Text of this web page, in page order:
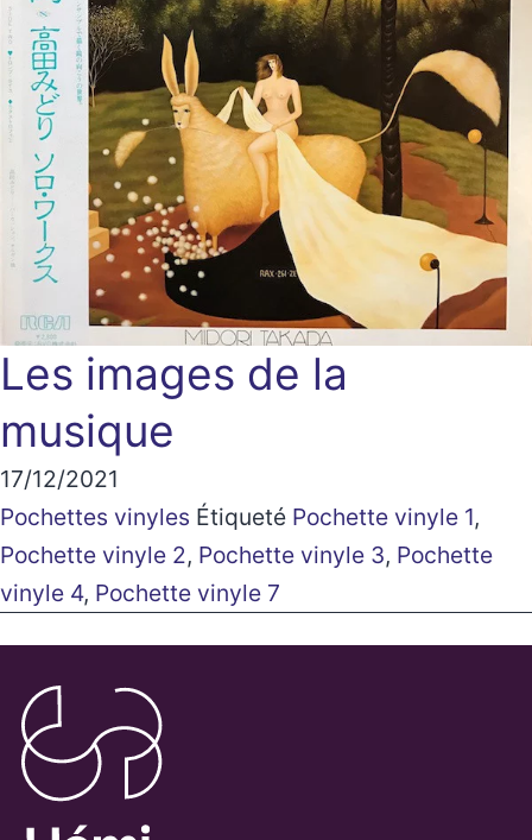
Les images de la
musique
17/12/2021
Pochettes vinyles Étiqueté Pochette vinyle 1,
Pochette vinyle 2, Pochette vinyle 3, Pochette
vinyle 4, Pochette vinyle 7